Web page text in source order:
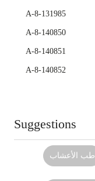
A-8-131985
A-8-140850
A-8-140851
A-8-140852
Suggestions
طب الأعشاب